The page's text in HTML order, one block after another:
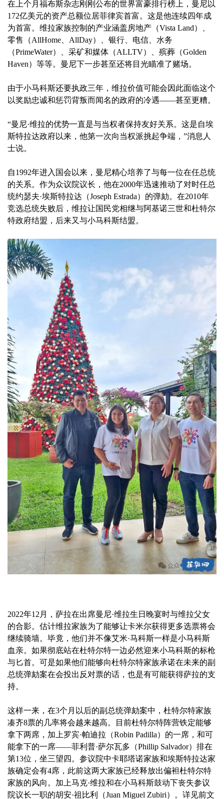
在上个月福布斯杂志刚刚公布的世界富豪排行榜上，曼尼以
172亿美元的资产总额位居菲律宾首富。这是他连续四年成
为首富。维拉家族控制的产业涵盖房地产（Vista Land）、
零售（AllHome、AllDay）、银行、电信、水务
（PrimeWater）、采矿和媒体（ALLTV）、殡葬（Golden
Haven）等等。曼尼下一步甚至还将目光瞄准了赌场。
由于小马科斯还要执政三年，维拉价值可能会因此面临这个
以奖励忠诚和惩罚背叛而闻名的政府的冷遇——甚至更糟。
“曼尼·维拉的优势一直是与当权者保持友好关系。这是自埃
斯特拉达政府以来，他第一次向当权派挑起争端，”消息人
士说。
自1992年进入国会以来，曼尼精心培养了与每一位在任总统
的关系。作为众议院议长，他在2000年迅速推动了对时任总
统约瑟夫·埃斯特拉达（Joseph Estrada）的弹劾。在2010年
竞选总统失败后，维拉让国民党相继与阿基诺三世和杜特尔
特政府结盟，后来又与小马科斯结盟。
2022年12月，萨拉在出席曼尼·维拉生日晚宴时与维拉父女
的合影。估计维拉家族为了能够让卡米尔获得更多选票将会
继续骑墙。毕竟，他们并不像艾米·马科斯一样是小马科斯
血亲。如果彻底站在杜特尔特一边必然迎来小马科斯的标枪
与匕首。可是如果他们能够向杜特尔特家族承诺在未来的副
总统弹劾案在会投出反对票的话，也是有可能获得萨拉的支
持。
这样一来，在3个月以后的副总统弹劾案中，杜特尔特家族
凑齐8票的几率将会越来越高。目前杜特尔特阵营铁定能够
拿下两席，加上罗宾·帕迪拉（Robin Padilla）的一席，和可
能拿下的一席——菲利普·萨尔瓦多（Phillip Salvador）排在
第13位，坐三望四。参议院中卡耶塔诺家族和埃斯特拉达家
族确定会有4席，此前这两大家族已经释放出偏袒杜特尔特
家族的风向。加上马克·维拉和在小马科斯鼓动下丧失参议
院议长一职的胡安·祖比利（Juan Miguel Zubiri）。详见前文